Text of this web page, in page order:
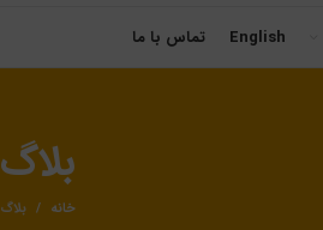
English تماس با ما
بلاگ
خانه بلاگ